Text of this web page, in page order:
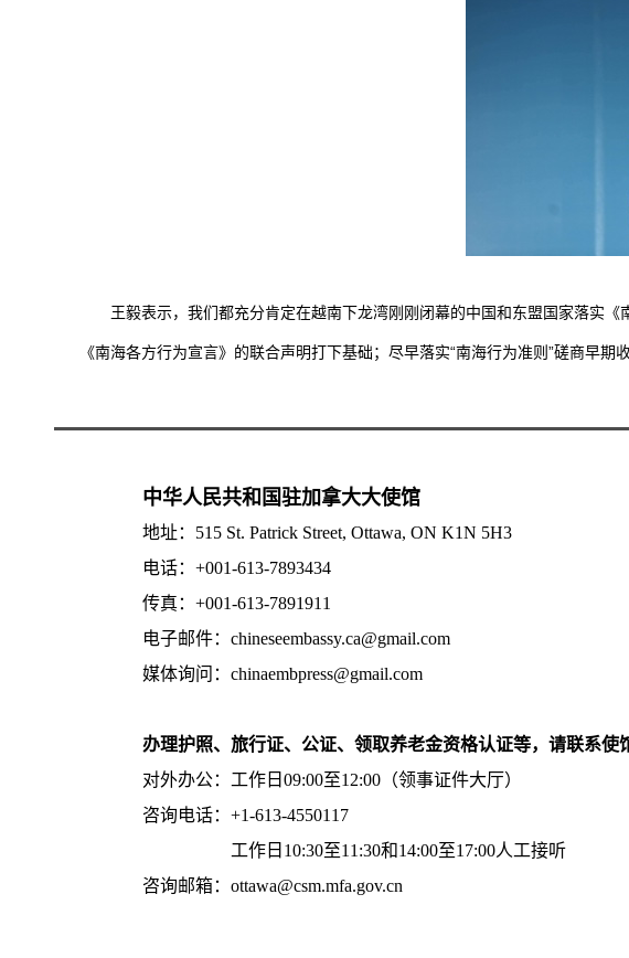
王毅表示，我们都充分肯定在越南下龙湾刚刚闭幕的中国和东盟国家落实《
《南海各方行为宣言》的联合声明打下基础；尽早落实“南海行为准则”磋商早
中华人民共和国驻加拿大大使馆
地址：515 St. Patrick Street, Ottawa, ON K1N 5H3
电话：+001-613-7893434
传真：+001-613-7891911
电子邮件：chineseembassy.ca@gmail.com
媒体询问：chinaembpress@gmail.com
办理护照、旅行证、公证、领取养老金资格认证等，请联系使
对外办公：工作日09:00至12:00（领事证件大厅）
咨询电话：+1-613-4550117
工作日10:30至11:30和14:00至17:00人工接听
咨询邮箱：ottawa@csm.mfa.gov.cn